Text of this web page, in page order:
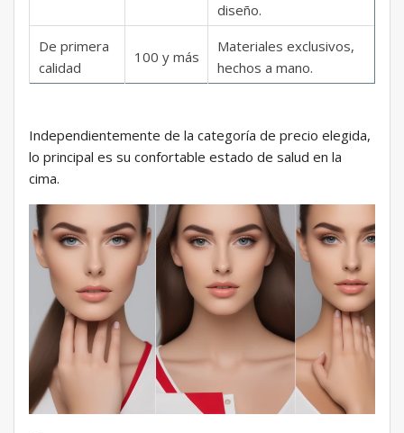
diseño.
De primera
calidad
100 y más
Materiales exclusivos,
hechos a mano.
Independientemente de la categoría de precio elegida,
lo principal es su confortable estado de salud en la
cima.